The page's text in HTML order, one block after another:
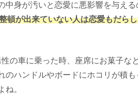
中身が汚いと恋愛に悪影響を与え
頓が出来ていない人は恋愛もだら
の車に乗った時、座席にお菓子な
のハンドルやボードにホコリが積
ね。